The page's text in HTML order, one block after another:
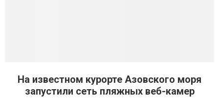
На известном курорте Азовского моря
запустили сеть пляжных веб-камер